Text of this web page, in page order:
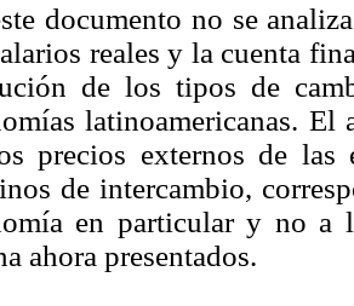
documento no se
reales y la cuenta
de los tipos de
latinoamericanas.
precios externos de las
de intercambio,
en particular y no a
ahora presentados.